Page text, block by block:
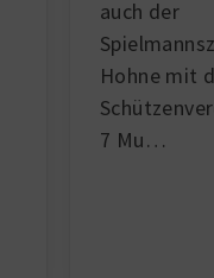
auch der
Hohne mit
7 Mu…